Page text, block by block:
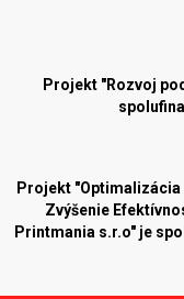
Projekt "Rozvoj
Projekt
Zvýšenie
Printmania s.r.o" je